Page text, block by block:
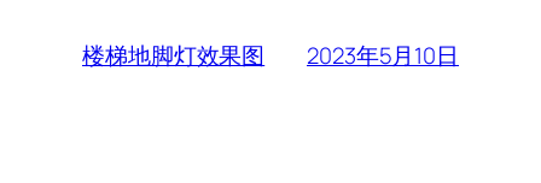
楼梯地脚灯效果图 2023年5月10日